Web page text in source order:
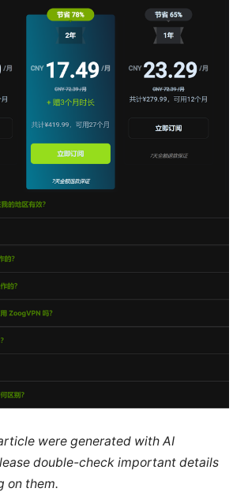
were generated with AI
double-check important details
on them.